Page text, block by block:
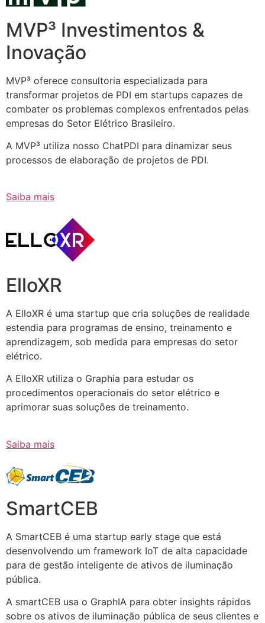
MVP³ Investimentos &
Inovação
MVP³ oferece consultoria especializada para
transformar projetos de PDI em startups capazes de
combater os problemas complexos enfrentados pelas
empresas do Setor Elétrico Brasileiro.
A MVP³ utiliza nosso ChatPDI para dinamizar seus
processos de elaboração de projetos de PDI.
Saiba mais
ElloXR
A ElloXR é uma startup que cria soluções de realidade
estendia para programas de ensino, treinamento e
aprendizagem, sob medida para empresas do setor
elétrico.
A ElloXR utiliza o Graphia para estudar os
procedimentos operacionais do setor elétrico e
aprimorar suas soluções de treinamento.
Saiba mais
SmartCEB
A SmartCEB é uma startup early stage que está
desenvolvendo um framework IoT de alta capacidade
para de gestão inteligente de ativos de iluminação
pública.
A smartCEB usa o GraphIA para obter insights rápidos
sobre os ativos de iluminação pública de seus clientes e